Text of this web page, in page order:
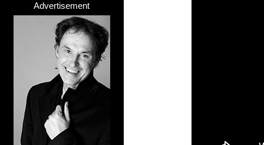
Advertisement